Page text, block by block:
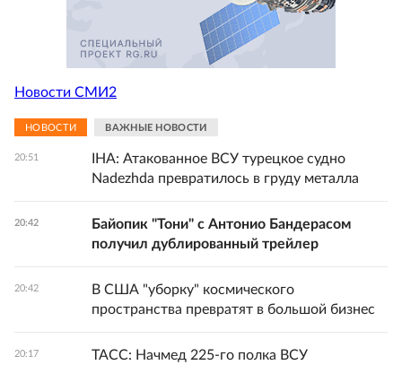
Новости СМИ2
НОВОСТИ ВАЖНЫЕ НОВОСТИ
20:51
IHA: Атакованное ВСУ турецкое судно
Nadezhda превратилось в груду металла
20:42
Байопик "Тони" с Антонио Бандерасом
получил дублированный трейлер
20:42
В США "уборку" космического
пространства превратят в большой бизнес
20:17
ТАСС: Начмед 225-го полка ВСУ